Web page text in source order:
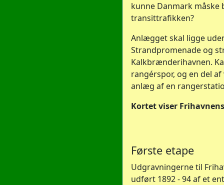
kunne Danmark måske
transittrafikken?
Anlægget skal ligge
Strandpromenade og
Kalkbrænderihavnen.
rangérspor, og en del
anlæg af en
Kortet viser
Første etape
Udgravningerne til
udført 1892 - 94 af et